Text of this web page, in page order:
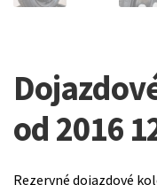
od 2016
Rezervné dojazdové